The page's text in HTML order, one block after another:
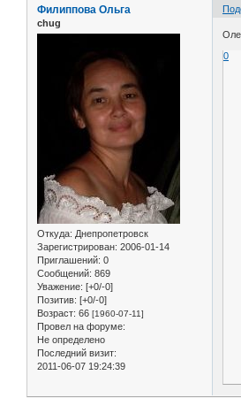
Филиппова Ольга
chug
Откуда: Днепропетровск
Зарегистрирован: 2006-01-14
Приглашений: 0
Сообщений: 869
Уважение: [+0/-0]
Позитив: [+0/-0]
Возраст: 66 [1960-07-11]
Провел на форуме:
Не определено
Последний визит:
2011-06-07 19:24:39
0